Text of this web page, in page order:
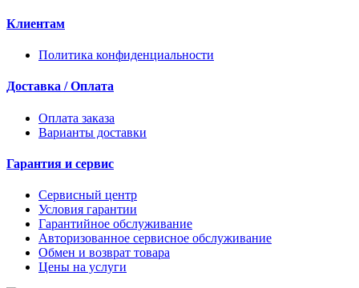
Клиентам
Политика конфиденциальности
Доставка / Оплата
Оплата заказа
Варианты доставки
Гарантия и сервис
Сервисный центр
Условия гарантии
Гарантийное обслуживание
Авторизованное сервисное обслуживание
Обмен и возврат товара
Цены на услуги